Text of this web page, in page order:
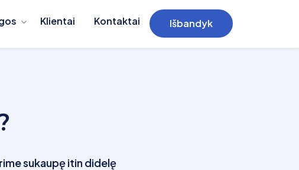
Klientai Kontaktai Išbandyk
sukaupę itin didelę